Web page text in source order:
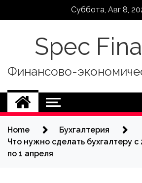
Суббота, Авг 8,
Spec
Финансово-
Home
Бухгалтерия
Что нужно сделать бухгалтеру с
по 1 апреля